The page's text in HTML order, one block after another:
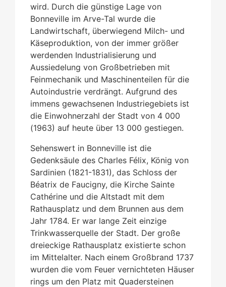
wird. Durch die günstige Lage von
Bonneville im Arve-Tal wurde die
Landwirtschaft, überwiegend Milch- und
Käseproduktion, von der immer größer
werdenden Industrialisierung und
Aussiedelung von Großbetrieben mit
Feinmechanik und Maschinenteilen für die
Autoindustrie verdrängt. Aufgrund des
immens gewachsenen Industriegebiets ist
die Einwohnerzahl der Stadt von 4 000
(1963) auf heute über 13 000 gestiegen.
Sehenswert in Bonneville ist die
Gedenksäule des Charles Félix, König von
Sardinien (1821-1831), das Schloss der
Béatrix de Faucigny, die Kirche Sainte
Cathérine und die Altstadt mit dem
Rathausplatz und dem Brunnen aus dem
Jahr 1784. Er war lange Zeit einzige
Trinkwasserquelle der Stadt. Der große
dreieckige Rathausplatz existierte schon
im Mittelalter. Nach einem Großbrand 1737
wurden die vom Feuer vernichteten Häuser
rings um den Platz mit Quadersteinen